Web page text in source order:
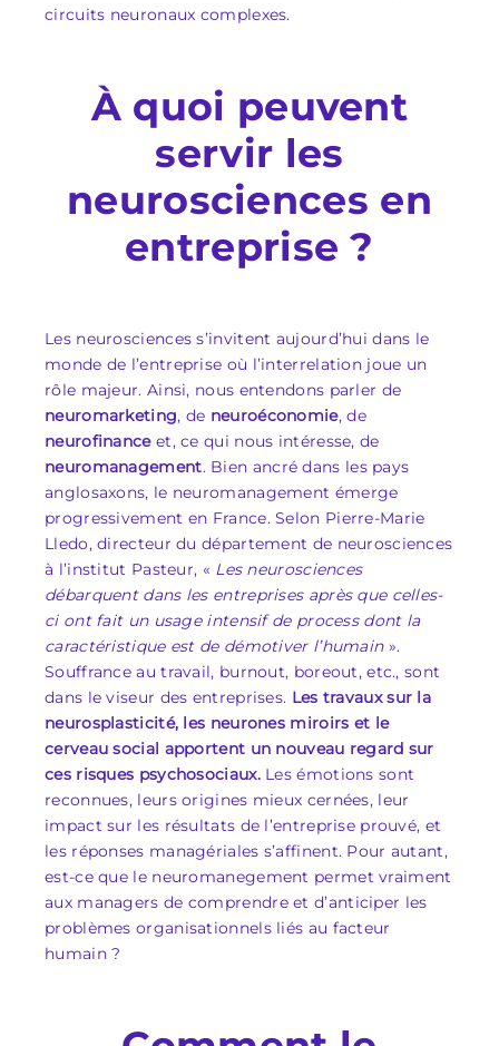
circuits neuronaux complexes.
À quoi peuvent
servir les
neurosciences en
entreprise ?
Les neurosciences s’invitent aujourd’hui dans le
monde de l’entreprise où l’interrelation joue un
rôle majeur. Ainsi, nous entendons parler de
neuromarketing, de neuroéconomie, de
neurofinanceet, ce qui nous intéresse, de
neuromanagement. Bien ancré dans les pays
anglosaxons, le neuromanagement émerge
progressivement en France. Selon Pierre-Marie
Lledo, directeur du département de neurosciences
à l’institut Pasteur, « Les neurosciences
débarquent dans les entreprises après que celles-
ci ont fait un usage intensif de process dont la
caractéristique est de démotiver l’humain».
Souffrance au travail, burnout, boreout, etc., sont
dans le viseur des entreprises. Les travaux sur la
neurosplasticité, les neurones miroirs et le
cerveau social apportent un nouveau regard sur
ces risques psychosociaux.Les émotions sont
reconnues, leurs origines mieux cernées, leur
impact sur les résultats de l’entreprise prouvé, et
les réponses managériales s’affinent. Pour autant,
est-ce que le neuromanegement permet vraiment
aux managers de comprendre et d’anticiper les
problèmes organisationnels liés au facteur
humain ?